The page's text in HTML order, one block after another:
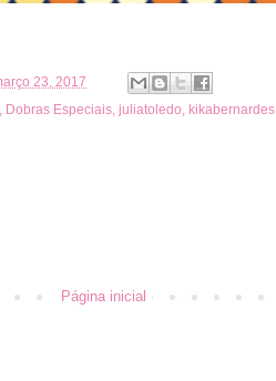
23, 2017
Dobras Especiais juliatoledo kikabernardes
Página inicial